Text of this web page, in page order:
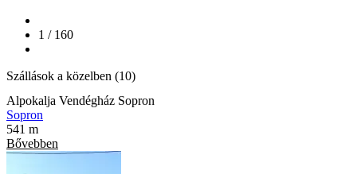
1 / 160
Szállások a közelben (10)
Alpokalja Vendégház Sopron
Sopron
541 m
Bővebben